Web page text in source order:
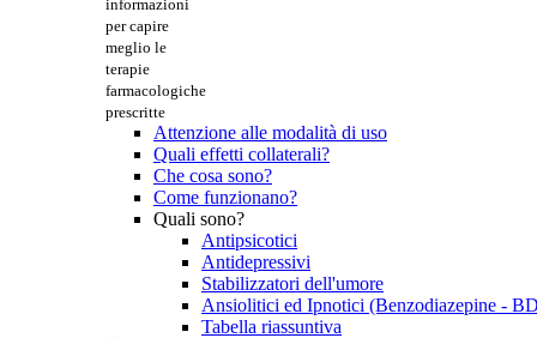
informazioni
per capire
meglio le
terapie
farmacologiche
prescritte
Attenzione alle modalità di uso
Quali effetti collaterali?
Che cosa sono?
Come funzionano?
Quali sono?
Antipsicotici
Antidepressivi
Stabilizzatori dell'umore
Ansiolitici ed Ipnotici (Benzodiazepine -
Tabella riassuntiva